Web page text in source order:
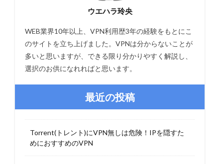
ウエハラ玲央
WEB業界10年以上、VPN利用歴3年の経験をもとにこ
のサイトを立ち上げました。VPNは分からないことが
多いと思いますが、できる限り分かりやすく解説し、
選択のお供になれればと思います。
最近の投稿
Torrent(トレント)にVPN無しは危険！IPを隠すた
めにおすすめのVPN